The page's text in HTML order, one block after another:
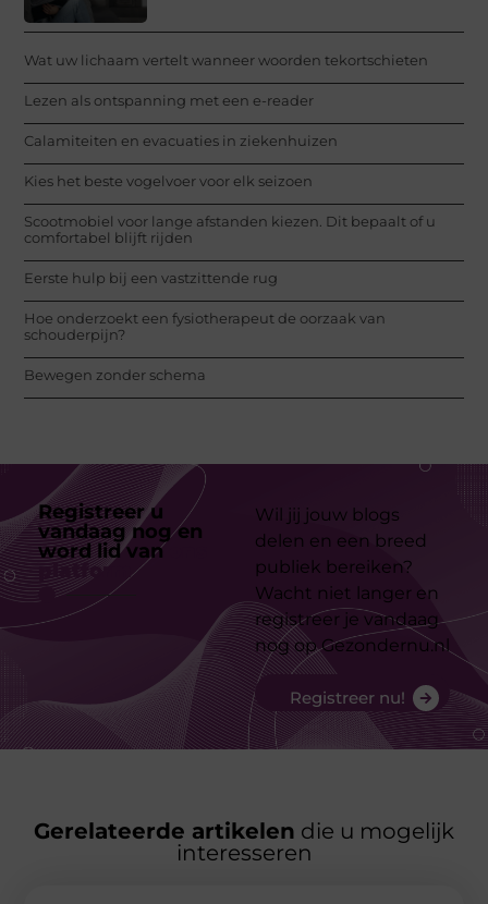
Wat uw lichaam vertelt wanneer woorden tekortschieten
Lezen als ontspanning met een e-reader
Calamiteiten en evacuaties in ziekenhuizen
Kies het beste vogelvoer voor elk seizoen
Scootmobiel voor lange afstanden kiezen. Dit bepaalt of u
comfortabel blijft rijden
Eerste hulp bij een vastzittende rug
Hoe onderzoekt een fysiotherapeut de oorzaak van
schouderpijn?
Bewegen zonder schema
Registreer u
vandaag nog en
word lid van
platform
Wil jij jouw blogs
delen en een breed
publiek bereiken?
Wacht niet langer en
registreer je vandaag
nog op Gezondernu.nl
Registreer nu!
Gerelateerde artikelen die u mogelijk
interesseren